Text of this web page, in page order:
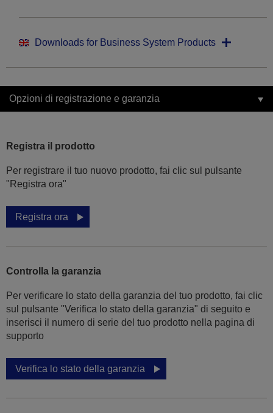
Downloads for Business System Products
Opzioni di registrazione e garanzia
Registra il prodotto
Per registrare il tuo nuovo prodotto, fai clic sul pulsante
"Registra ora"
Registra ora
Controlla la garanzia
Per verificare lo stato della garanzia del tuo prodotto, fai clic
sul pulsante "Verifica lo stato della garanzia" di seguito e
inserisci il numero di serie del tuo prodotto nella pagina di
supporto
Verifica lo stato della garanzia